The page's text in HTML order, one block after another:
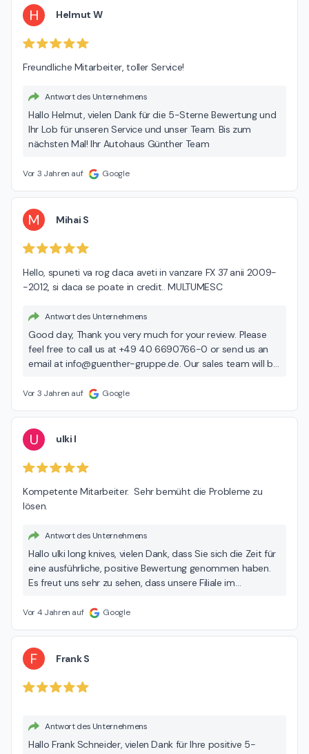
H Helmut W
Freundliche Mitarbeiter, toller Service!
Antwort des Unternehmens
Hallo Helmut, vielen Dank für die 5-Sterne Bewertung und
Ihr Lob für unseren Service und unser Team. Bis zum
nächsten Mal! Ihr Autohaus Günther Team
Vor 3 Jahren auf Google
M Mihai S
Hello, spuneti va rog daca aveti in vanzare FX 37 anii 2009-
-2012, si daca se poate in credit.. MULTUMESC
Antwort des Unternehmens
Good day, Thank you very much for your review. Please
feel free to call us at +49 40 6690766-0 or send us an
email at info@guenther-gruppe.de. Our sales team will be
Vor 3 Jahren auf Google
U ulki l
Kompetente Mitarbeiter.  Sehr bemüht die Probleme zu
lösen.
Antwort des Unternehmens
Hallo ulki long knives, vielen Dank, dass Sie sich die Zeit für
eine ausführliche, positive Bewertung genommen haben.
Es freut uns sehr zu sehen, dass unsere Filiale im
hinterlassen hat. Wir geben Ihr Feedback gerne an das
Vor 4 Jahren auf Google
F Frank S
Antwort des Unternehmens
Hallo Frank Schneider, vielen Dank für Ihre positive 5-